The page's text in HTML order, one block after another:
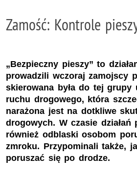
Zamość: Kontrole
„Bezpieczny pieszy” to
prowadzili wczoraj zamojscy
skierowana była do tej grupy
ruchu drogowego, która
narażona jest na dotkliwe
drogowych. W czasie działań
również odblaski osobom
zmroku. Przypominali także,
poruszać się po drodze.